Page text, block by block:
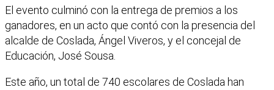
El evento culminó con la entrega de premios a los
ganadores, en un acto que contó con la presencia del
alcalde de Coslada, Ángel Viveros, y el concejal de
Educación, José Sousa.
Este año, un total de 740 escolares de Coslada han